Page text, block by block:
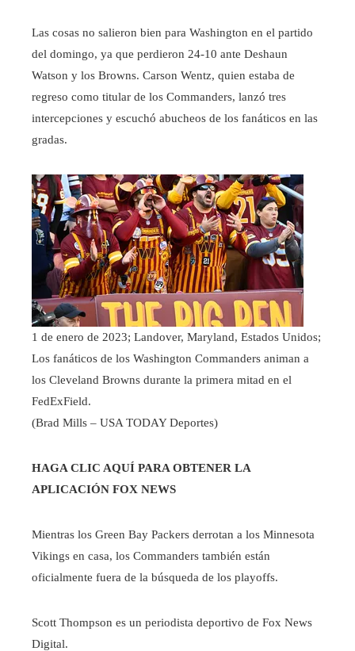
Las cosas no salieron bien para Washington en el partido
del domingo, ya que perdieron 24-10 ante Deshaun
Watson y los Browns. Carson Wentz, quien estaba de
regreso como titular de los Commanders, lanzó tres
intercepciones y escuchó abucheos de los fanáticos en las
gradas.
1 de enero de 2023; Landover, Maryland, Estados Unidos;
Los fanáticos de los Washington Commanders animan a
los Cleveland Browns durante la primera mitad en el
FedExField.
(Brad Mills – USA TODAY Deportes)
HAGA CLIC AQUÍ PARA OBTENER LA
APLICACIÓN FOX NEWS
Mientras los Green Bay Packers derrotan a los Minnesota
Vikings en casa, los Commanders también están
oficialmente fuera de la búsqueda de los playoffs.
Scott Thompson es un periodista deportivo de Fox News
Digital.